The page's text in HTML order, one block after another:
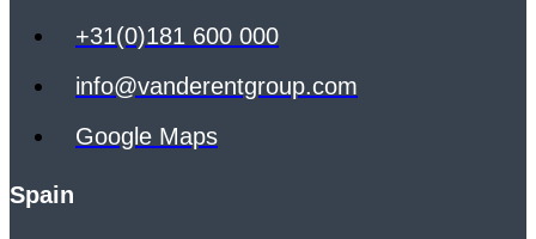
+31(0)181 600 000
info@vanderentgroup.com
Google Maps
Spain